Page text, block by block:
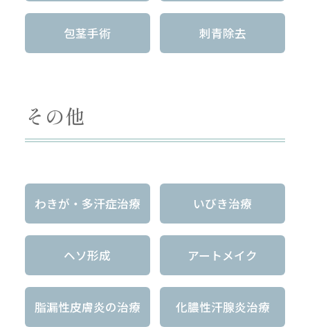
包茎手術 刺青除去
その他
わきが・多汗症治療 いびき治療
ヘソ形成 アートメイク
脂漏性皮膚炎の治療 化膿性汗腺炎治療